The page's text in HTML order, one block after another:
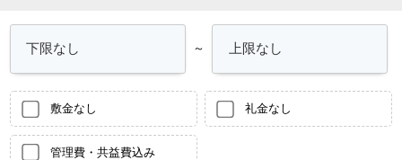
～
敷金なし 礼金なし
管理費・共益費込み